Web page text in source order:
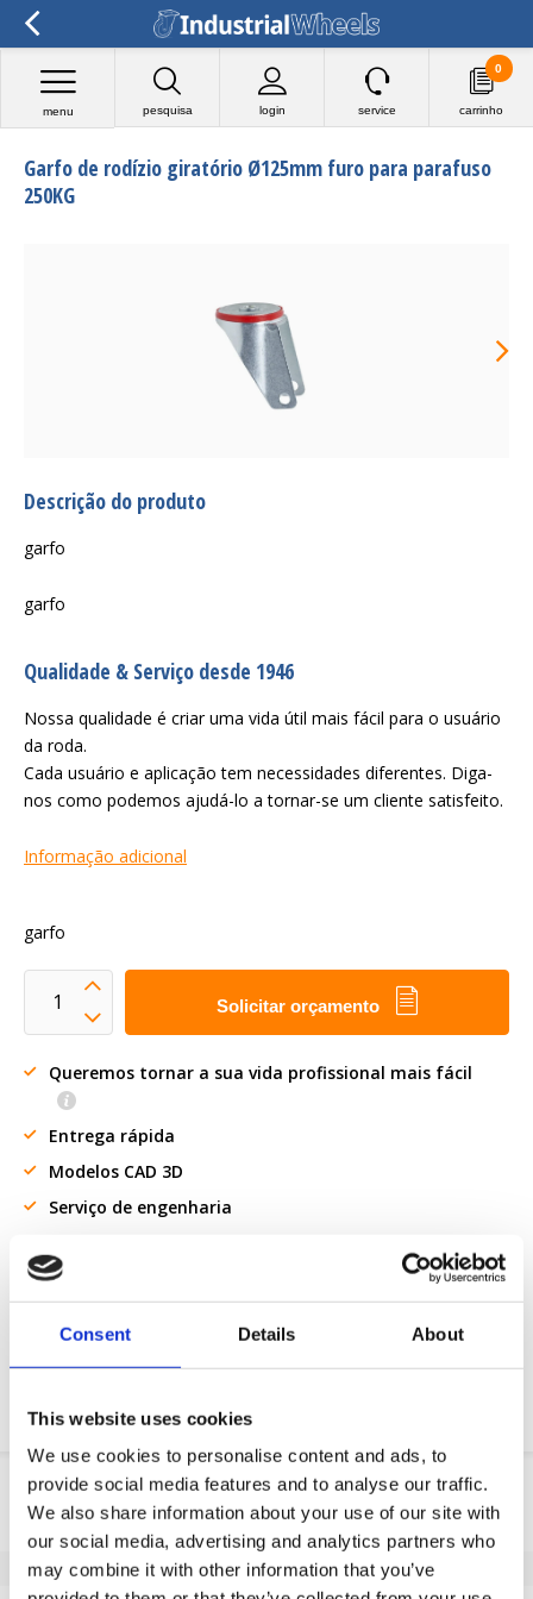
Consent Details About
This website uses cookies
We use cookies to personalise content and ads, to
provide social media features and to analyse our traffic.
We also share information about your use of our site with
our social media, advertising and analytics partners who
may combine it with other information that you’ve
pesquisa login
menu service carrinho
0
Garfo de rodízio giratório Ø125mm furo para parafuso
250KG
Descrição do produto
garfo
garfo
Qualidade & Serviço desde 1946
Nossa qualidade é criar uma vida útil mais fácil para o usuário
da roda.
Cada usuário e aplicação tem necessidades diferentes. Diga-
nos como podemos ajudá-lo a tornar-se um cliente satisfeito.
Informação adicional
garfo
Solicitar orçamento
Queremos tornar a sua vida profissional mais fácil
Entrega rápida
Modelos CAD 3D
Serviço de engenharia
Download PDF
Informação do produto
SKU
140008121
EAN
8718116099253